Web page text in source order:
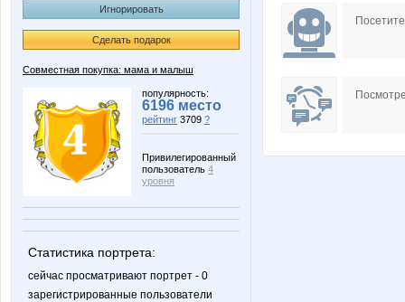
Игнорировать
Сделать подарок
Совместная покупка: мама и малыш
популярность:
6196 место
рейтинг 3709 ?
Привилегированный
пользователь 4
уровня
Статистика портрета:
сейчас просматривают портрет - 0
зарегистрированные пользователи
Dream86
Janny-52 KMALA